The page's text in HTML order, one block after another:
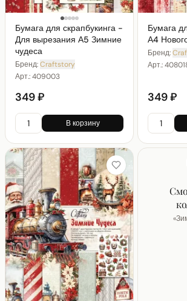
Бумага для скрапбукинга -
Для вырезания А5 Зимние
чудеса
Бренд:Craftstory
Арт.:409003
349 ₽
В корзину
Бумага
А4
Бренд:
Арт.:
349 ₽
«